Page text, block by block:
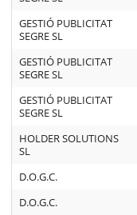
GESTIÓ PUBLICITAT
SEGRE SL
GESTIÓ PUBLICITAT
SEGRE SL
GESTIÓ PUBLICITAT
SEGRE SL
HOLDER SOLUTIONS
SL
D.O.G.C.
D.O.G.C.